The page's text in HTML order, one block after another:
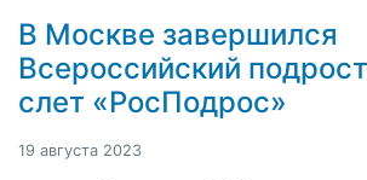
В Москве завершился
Всероссийский
слет «РосПодрос»
19 августа 2023